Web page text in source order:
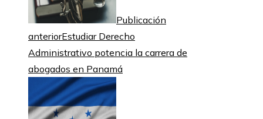
Publicación
anteriorEstudiar Derecho
Administrativo potencia la carrera de
abogados en Panamá